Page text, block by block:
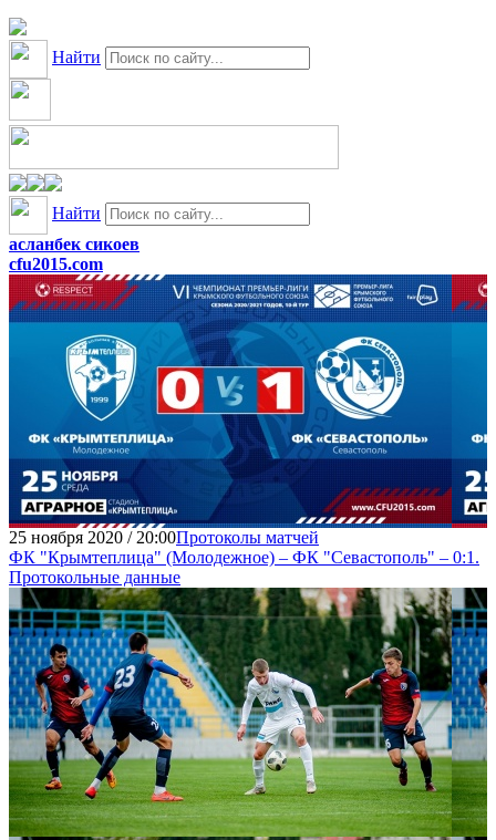
Найти
Найти
асланбек сикоев
cfu2015.com
25 ноября 2020 / 20:00Протоколы матчей
ФК "Крымтеплица" (Молодежное) – ФК "Севастополь" – 0:1.
Протокольные данные